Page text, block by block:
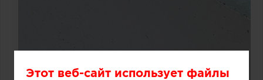
Этот веб-сайт использует файлы